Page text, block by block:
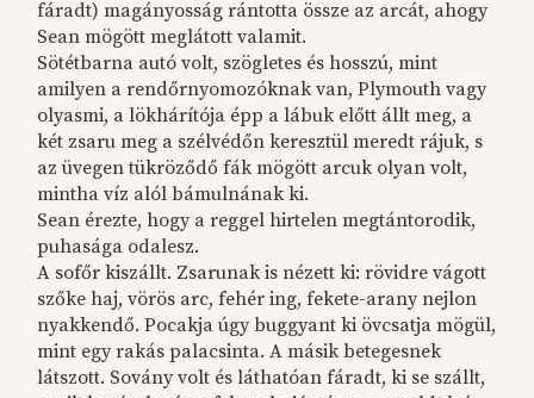
fáradt) magányosság rántotta össze az arcát, ahogy
Sean mögött meglátott valamit.
Sötétbarna autó volt, szögletes és hosszú, mint
amilyen a rendőrnyomozóknak van, Plymouth vagy
olyasmi, a lökhárítója épp a lábuk előtt állt meg, a
két zsaru meg a szélvédőn keresztül meredt rájuk, s
az üvegen tükröződő fák mögött arcuk olyan volt,
mintha víz alól bámulnának ki.
Sean érezte, hogy a reggel hirtelen megtántorodik,
puhasága odalesz.
A sofőr kiszállt. Zsarunak is nézett ki: rövidre vágott
szőke haj, vörös arc, fehér ing, fekete-arany nejlon
nyakkendő. Pocakja úgy buggyant ki övcsatja mögül,
mint egy rakás palacsinta. A másik betegesnek
látszott. Sovány volt és láthatóan fáradt, ki se szállt,